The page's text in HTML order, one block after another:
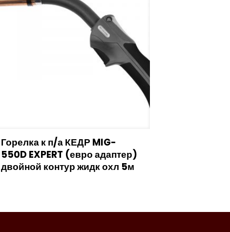
Горелка к п/а КЕДР MIG-
550D EXPERT (евро адаптер)
двойной контур жидк охл 5м